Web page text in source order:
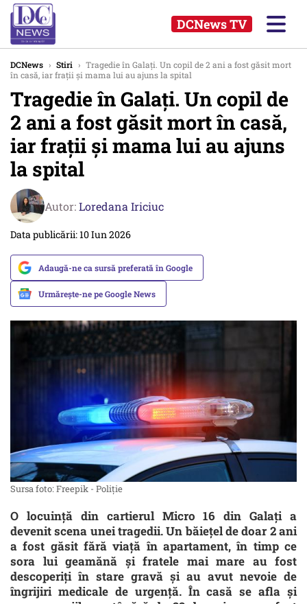
DCNews TV
DCNews › Stiri › Tragedie în Galați. Un copil de 2 ani a fost găsit mort
în casă, iar frații și mama lui au ajuns la spital
Tragedie în Galați. Un copil de
2 ani a fost găsit mort în casă,
iar frații și mama lui au ajuns
la spital
Autor:Loredana Iriciuc
Data publicării: 10 Iun 2026
Adaugă-ne ca sursă preferată în Google
Urmărește-ne pe Google News
Sursa foto: Freepik - Poliție
O locuință din cartierul Micro 16 din Galați a
devenit scena unei tragedii. Un băiețel de doar 2 ani
a fost găsit fără viață în apartament, în timp ce
sora lui geamănă și fratele mai mare au fost
descoperiți în stare gravă și au avut nevoie de
îngrijiri medicale de urgență. În casă se afla și